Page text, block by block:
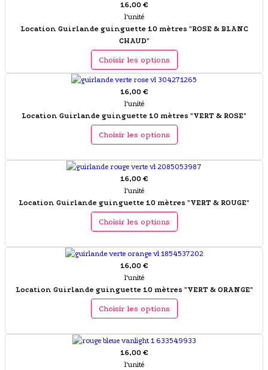
16,00 €
l'unité
Location Guirlande guinguette 10 mètres "ROSE & BLANC
CHAUD"
Choisir les options
16,00 €
l'unité
Location Guirlande guinguette 10 mètres "VERT & ROSE"
Choisir les options
16,00 €
l'unité
Location Guirlande guinguette 10 mètres "VERT & ROUGE"
Choisir les options
16,00 €
l'unité
Location Guirlande guinguette 10 mètres "VERT & ORANGE"
Choisir les options
16,00 €
l'unité